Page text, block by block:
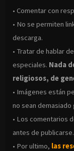
• Comentar con
• No se permiten
descarga.
• Tratar de hablar
especiales. Nada
religiosos, de
• Imágenes están
no sean demasiado
• Los comentarios
antes de publicarse.
• Por ultimo, las